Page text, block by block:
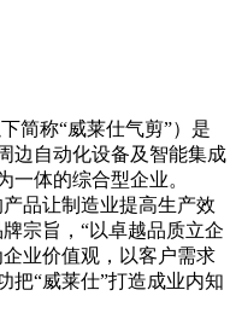
简称“威莱仕气剪”）是
边自动化设备及智能集成
一体的综合型企业。
品让制造业提高生产效
宗旨，“以卓越品质立企
业价值观，以客户需求
把“威莱仕”打造成业内知